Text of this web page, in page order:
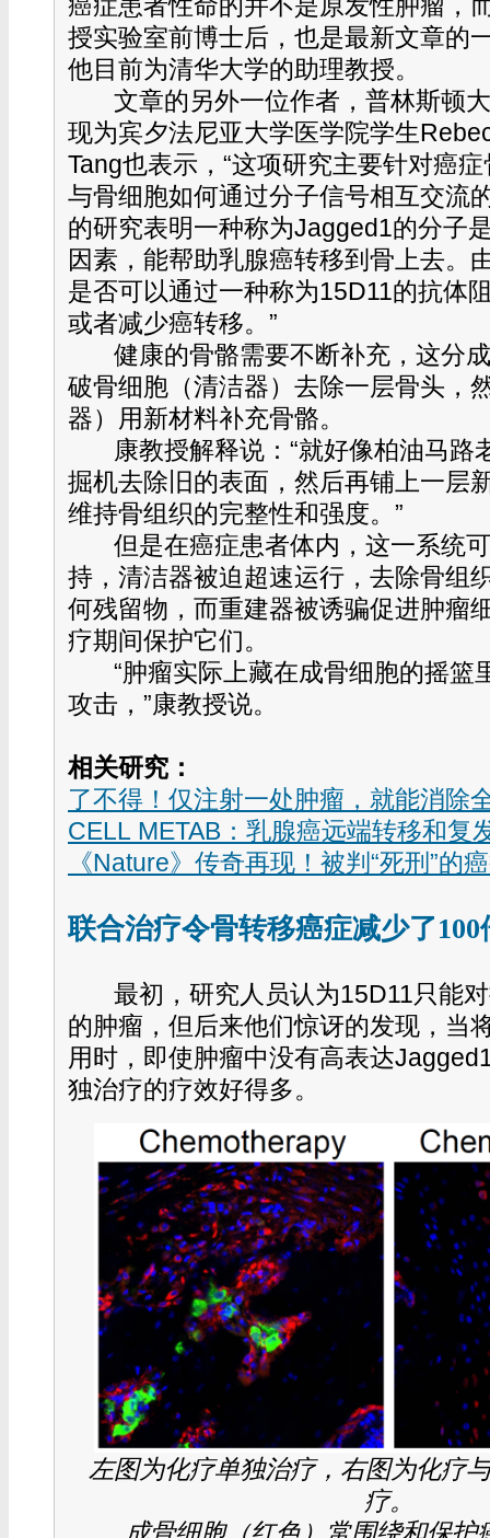
授实验室前博士后，也是最新文章的
他目前为清华大学的助理教授。
文章的另外一位作者，普林斯顿
现为宾夕法尼亚大学医学院学生
Tang也表示，“这项研究主要针对癌
与骨细胞如何通过分子信号相互交流
的研究表明一种称为Jagged1的分子
因素，能帮助乳腺癌转移到骨上去。
是否可以通过一种称为15D11的抗体
或者减少癌转移。”
健康的骨骼需要不断补充，这分
破骨细胞（清洁器）去除一层骨头，
器）用新材料补充骨骼。
康教授解释说：“就好像柏油马路
掘机去除旧的表面，然后再铺上一层
维持骨组织的完整性和强度。”
但是在癌症患者体内，这一系统
持，清洁器被迫超速运行，去除骨组
何残留物，而重建器被诱骗促进肿瘤
疗期间保护它们。
“肿瘤实际上藏在成骨细胞的摇篮
攻击，”康教授说。
相关研究：
了不得！仅注射一处肿瘤，就能消除
CELL METAB：乳腺癌远端转移和复
《Nature》传奇再现！被判“死刑”的
联合治疗令骨转移癌症减少了100
最初，研究人员认为15D11只能
的肿瘤，但后来他们惊讶的发现，当
用时，即使肿瘤中没有高表达
独治疗的疗效好得多。
左图为化疗单独治疗，右图为化疗
疗。